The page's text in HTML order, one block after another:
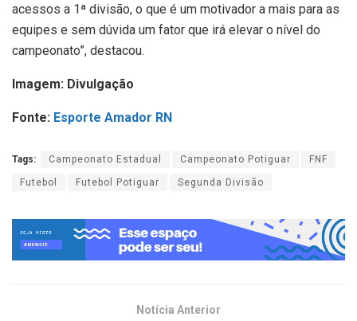
acessos a 1ª divisão, o que é um motivador a mais para as
equipes e sem dúvida um fator que irá elevar o nível do
campeonato”, destacou.
Imagem: Divulgação
Fonte: Esporte Amador RN
Tags: Campeonato Estadual Campeonato Potiguar FNF
Futebol Futebol Potiguar Segunda Divisão
Notícia Anterior